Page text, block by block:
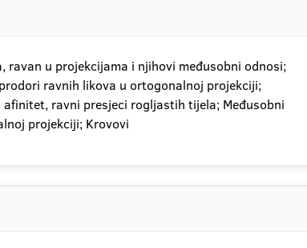
ravan u projekcijama i njihovi međusobni odnosi;
ravnih likova u ortogonalnoj projekciji;
ravni presjeci rogljastih tijela; Međusobni
projekciji; Krovovi